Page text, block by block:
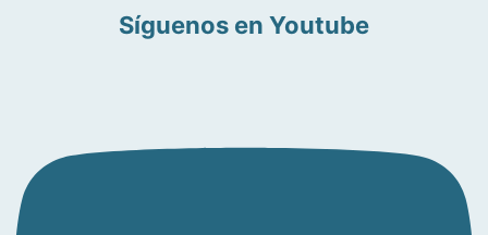
Síguenos en Youtube